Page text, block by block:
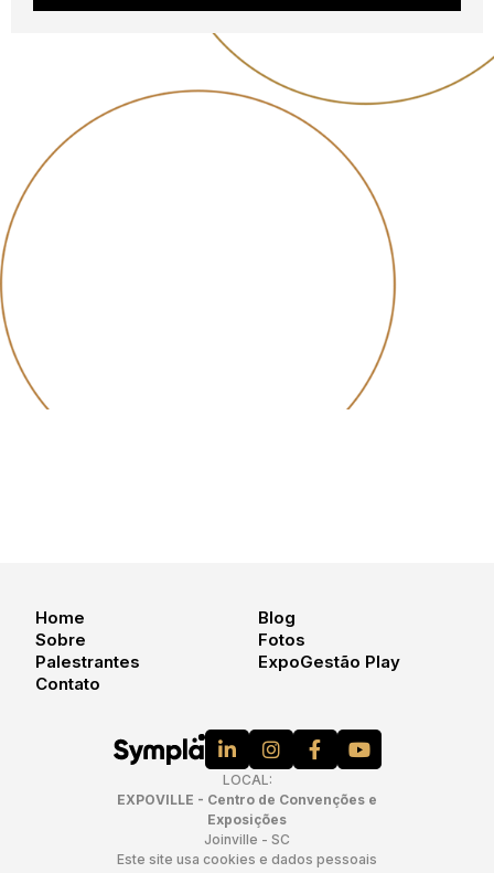
Home
Sobre
Palestrantes
Contato
Blog
Fotos
ExpoGestão Play
LOCAL:
EXPOVILLE - Centro de Convenções e
Exposições
Joinville - SC
Este site usa cookies e dados pessoais